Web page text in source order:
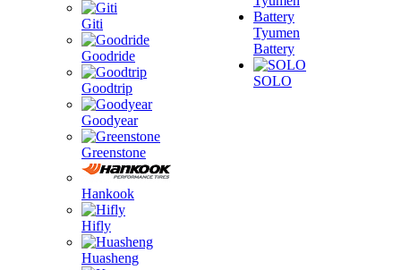
Giti
Goodride
Goodtrip
Goodyear
Greenstone
Hankook
Hifly
Huasheng
Tyumen
Battery
SOLO